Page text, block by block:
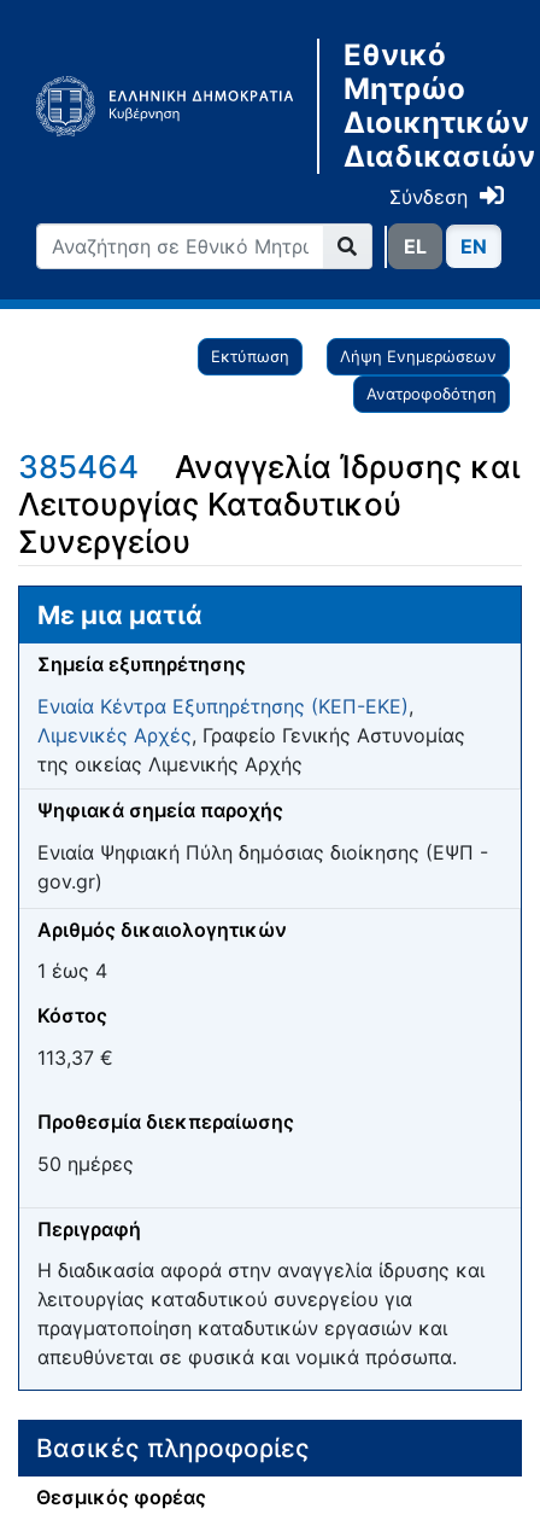
Εθνικό
Μητρώο
Διοικητικών
Διαδικασιών
Σύνδεση
ΕL ΕN
Εκτύπωση
Λήψη Ενημερώσεων
Ανατροφοδότηση
385464
Αναγγελία Ίδρυσης και
Λειτουργίας Καταδυτικού
Συνεργείου
Μετάβαση σε: πλοήγηση
Με μια ματιά
Σημεία εξυπηρέτησης
Ενιαία Κέντρα Εξυπηρέτησης (ΚΕΠ-ΕΚΕ),
Λιμενικές Αρχές, Γραφείο Γενικής Αστυνομίας
της οικείας Λιμενικής Αρχής
Ψηφιακά σημεία παροχής
Ενιαία Ψηφιακή Πύλη δημόσιας διοίκησης (ΕΨΠ -
gov.gr)
Αριθμός δικαιολογητικών
1 έως 4
Κόστος
113,37 €
Προθεσμία διεκπεραίωσης
50 ημέρες
Περιγραφή
Η διαδικασία αφορά στην αναγγελία ίδρυσης και
λειτουργίας καταδυτικού συνεργείου για
πραγματοποίηση καταδυτικών εργασιών και
απευθύνεται σε φυσικά και νομικά πρόσωπα.
Βασικές πληροφορίες
Θεσμικός φορέας